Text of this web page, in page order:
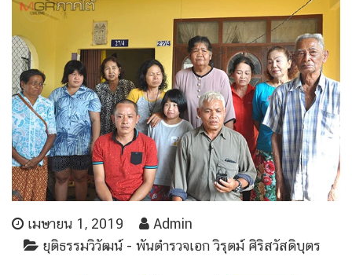
เมษายน 1, 2019
Admin
ยุติธรรมวิวัฒน์ - พันตำรวจเอก วิรุตม์ ศิริสวัสดิบุตร